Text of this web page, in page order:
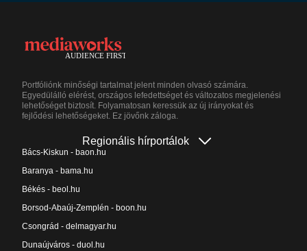
Portfóliónk minőségi tartalmat jelent minden olvasó számára.
Egyedülálló elérést, országos lefedettséget és változatos megjelenési
lehetőséget biztosít. Folyamatosan keressük az új irányokat és
fejlődési lehetőségeket. Ez jövőnk záloga.
Regionális hírportálok
Bács-Kiskun - baon.hu
Baranya - bama.hu
Békés - beol.hu
Borsod-Abaúj-Zemplén - boon.hu
Csongrád - delmagyar.hu
Dunaújváros - duol.hu